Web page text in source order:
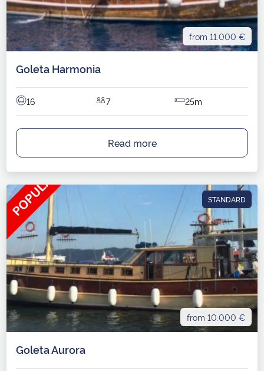
from 11.000 €
Goleta Harmonia
16 7 25m
Read more
STANDARD
from 10.000 €
Goleta Aurora